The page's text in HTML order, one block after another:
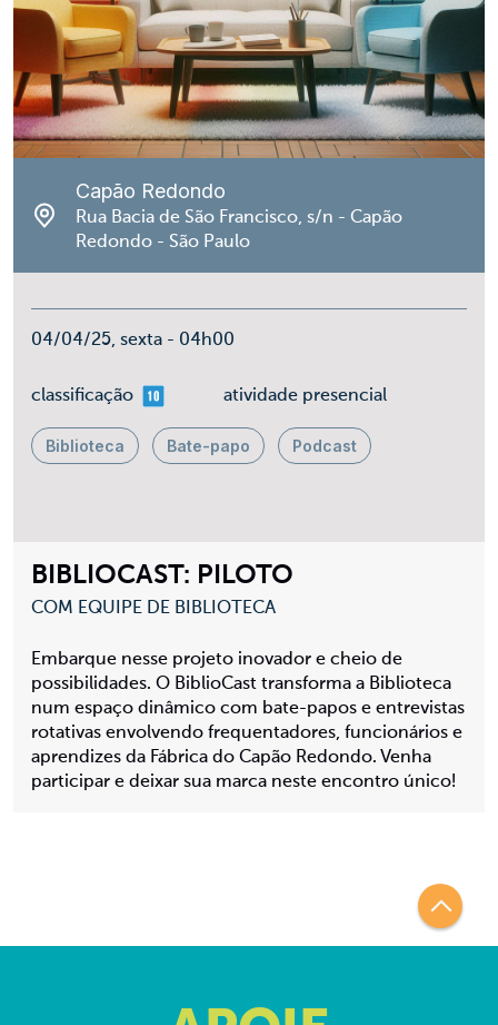
BIBLIOCAST: PILOTO
COM EQUIPE DE BIBLIOTECA
Embarque nesse projeto inovador e cheio de
possibilidades. O BiblioCast transforma a Biblioteca
num espaço dinâmico com bate-papos e entrevistas
rotativas envolvendo frequentadores, funcionários e
aprendizes da Fábrica do Capão Redondo. Venha
participar e deixar sua marca neste encontro único!
Capão Redondo
Rua Bacia de São Francisco, s/n - Capão
Redondo - São Paulo
04/04/25, sexta - 04h00
classificaçãomais 10 atividade presencial
Biblioteca Bate-papo Podcast